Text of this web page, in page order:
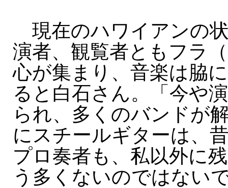
現在のハワイアンの
演者、観覧者ともフラ
心が集まり、音楽は脇
ると白石さん。「今や
られ、多くのバンドが
にスチールギターは、
プロ奏者も、私以外に
う多くないのではない